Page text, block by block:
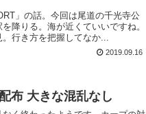
」の話。今回は尾道の千光寺公
降りる。海が近くていいですね。
行き方を把握してなか...
2019.09.16
布 大きな混乱なし